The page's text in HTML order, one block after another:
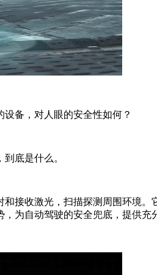
备，对人眼的安全性如何？
底是什么。
接收激光，扫描探测周围环境
为自动驾驶的安全兜底，提供充